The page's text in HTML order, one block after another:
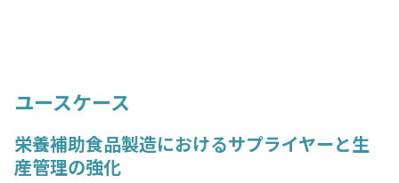
ユースケース
栄養補助食品製造におけるサプライヤーと生
産管理の強化